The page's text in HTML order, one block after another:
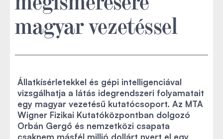
magyar vezetéssel
Állatkísérletekkel és gépi intelligenciával
vizsgálhatja a látás idegrendszeri folyamatait
egy magyar vezetésű kutatócsoport. Az MTA
Wigner Fizikai Kutatóközpontban dolgozó
Orbán Gergő és nemzetközi csapata
csaknem másfél millió dollárt nyert el egy